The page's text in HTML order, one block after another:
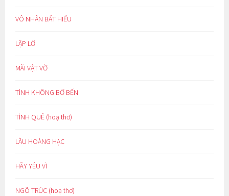
VÔ NHÂN BẤT HIẾU
LẬP LỜ
MÃI VẬT VỜ
TÌNH KHÔNG BỜ BẾN
TÌNH QUÊ (hoạ thơ)
LẦU HOÀNG HẠC
HÃY YÊU VÌ
NGÕ TRÚC (hoạ thơ)